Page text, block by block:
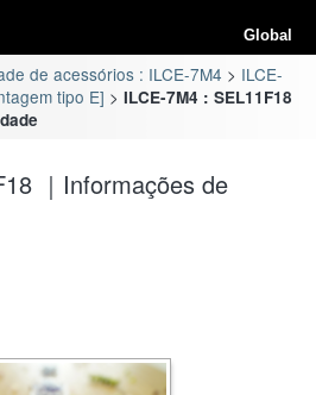
Global
de acessórios : ILCE-7M4
ILCE-
tipo E]
ILCE-7M4 : SEL11F18
｜Informações de